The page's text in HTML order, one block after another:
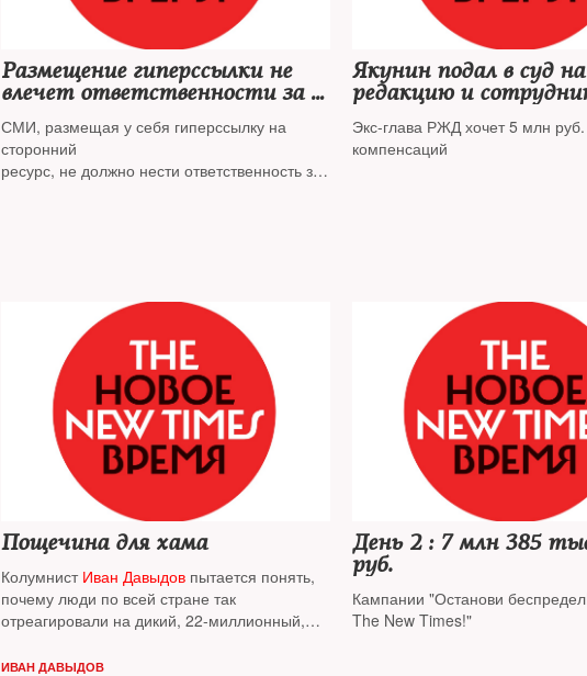
Размещение гиперссылки не
влечет ответственности за ее
содержание
СМИ, размещая у себя гиперссылку на
сторонний
ресурс, не должно нести ответственность за
Якунин подал в суд на
редакцию и
«Новой газеты»
Экс-глава РЖД хочет 5 млн руб.
компенсаций
Пощечина для хама
Колумнист Иван Давыдовпытается понять,
почему люди по всей стране так
отреагировали на дикий, 22-миллионный,
ИВАН ДАВЫДОВ
День 2 : 7 млн 385 тыс 278
руб.
Кампании "Останови
The New Times!"